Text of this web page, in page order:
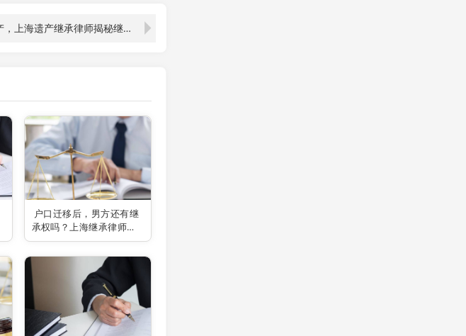
儿媳继承公公遗产，上海遗产继承律师揭秘继承权的秘密！
户口迁移后，男方还有继
承权吗？上海继承律师为
你揭秘！